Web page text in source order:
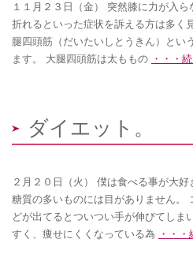
１１月２３日（金） 突然膝に力が入
折れるといった症状を訴える方は多く
腿四頭筋（だいたいしとうきん）とい
ます。 大腿四頭筋は太ももの ・・・
ダイエット。
２月２０日（火） 僕は食べる事が大
糖質の多いものには目がありません。
どが出てるとついつい手が伸びてしま
すく、痩せにくくなっている為
・・